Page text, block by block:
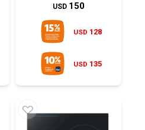
USD 150
USD 128
USD 135